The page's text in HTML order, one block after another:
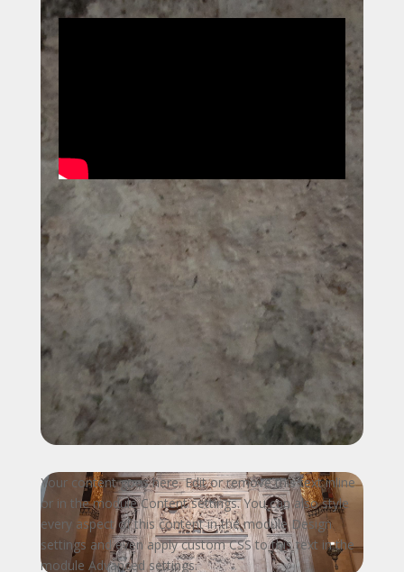
Your content goes here. Edit or remove this text inline
or in the module Content settings. You can also style
every aspect of this content in the module Design
settings and even apply custom CSS to this text in the
module Advanced settings.